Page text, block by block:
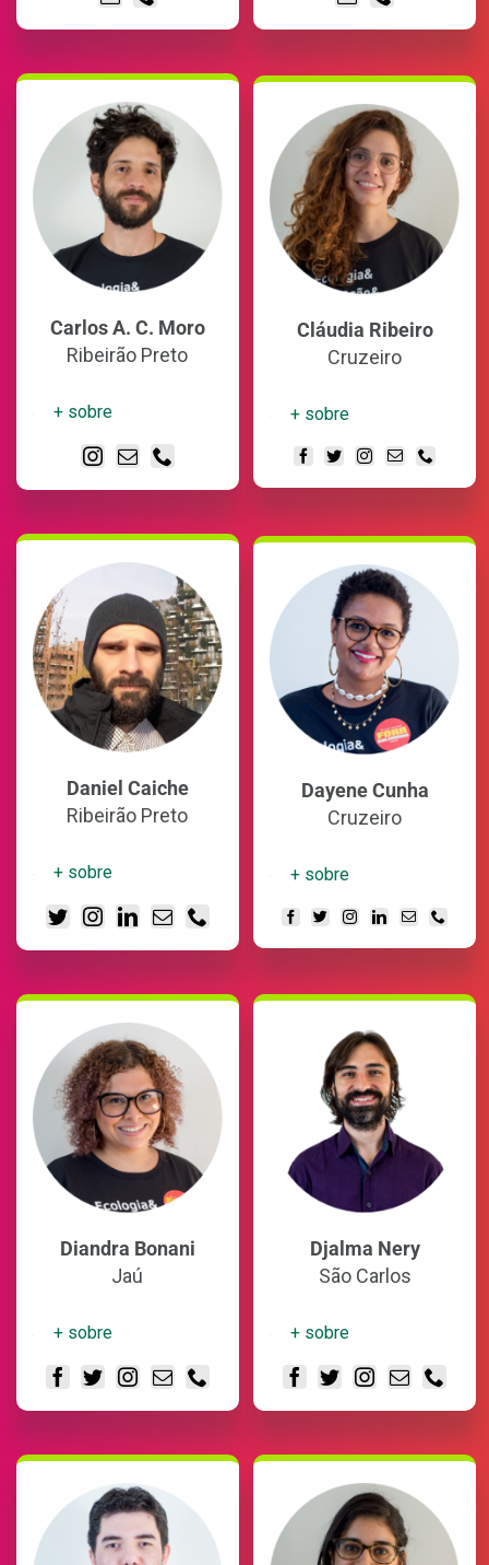
Carlos A. C. Moro
Ribeirão Preto
+ sobre
Cláudia Ribeiro
Cruzeiro
+ sobre
Daniel Caiche
Ribeirão Preto
+ sobre
Dayene Cunha
Cruzeiro
+ sobre
Diandra Bonani
Jaú
+ sobre
Djalma Nery
São Carlos
+ sobre